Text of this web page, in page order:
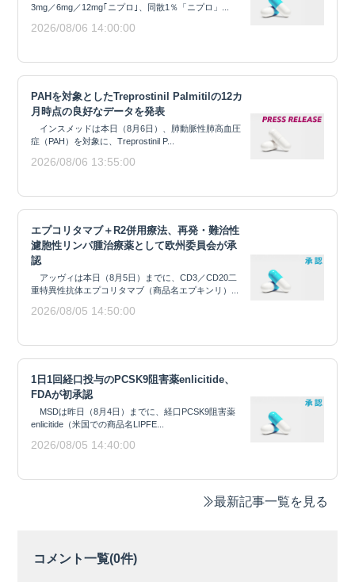
3mg／6mg／12mg｢ニプロ｣、同散1％「ニプロ」...
2026/08/06 14:00:00
PAHを対象としたTreprostinil Palmitilの12カ
月時点の良好なデータを発表
インスメッドは本日（8月6日）、肺動脈性肺高血圧
症（PAH）を対象に、Treprostinil P...
2026/08/06 13:55:00
エプコリタマブ＋R2併用療法、再発・難治性
濾胞性リンパ腫治療薬として欧州委員会が承
認
アッヴィは本日（8月5日）までに、CD3／CD20二
重特異性抗体エプコリタマブ（商品名エプキンリ）...
2026/08/05 14:50:00
1日1回経口投与のPCSK9阻害薬enlicitide、
FDAが初承認
MSDは昨日（8月4日）までに、経口PCSK9阻害薬
enlicitide（米国での商品名LIPFE...
2026/08/05 14:40:00
最新記事一覧を見る
コメント一覧(0件)